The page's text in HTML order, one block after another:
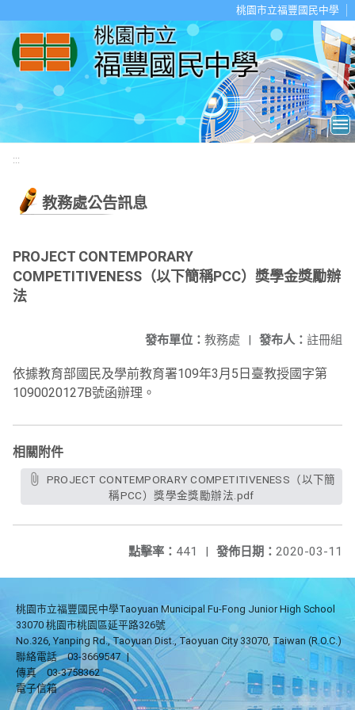
桃園市立福豐國民中學
:::
教務處公告訊息
PROJECT CONTEMPORARY
COMPETITIVENESS（以下簡稱PCC）獎學金獎勵辦
法
發布人： 註冊組
發布單位： 教務處 |
依據教育部國民及學前教育署109年3月5日臺教授國字第
1090020127B號函辦理。
相關附件
稱PCC）獎學金獎勵辦法.pdf
發佈日期： 2020-03-11
點擊率： 441 |
桃園市立福豐國民中學Taoyuan Municipal Fu-Fong Junior High School
33070 桃園市桃園區延平路326號
No.326, Yanping Rd., Taoyuan Dist., Taoyuan City 33070, Taiwan (R.O.C.)
聯絡電話
03-3669547 |
傳真
03-3758362
電子信箱